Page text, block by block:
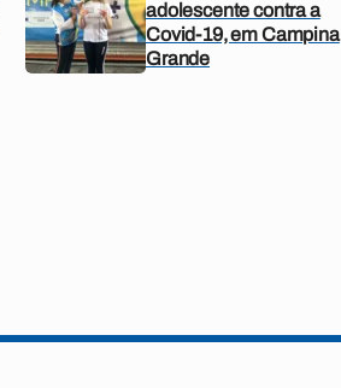
adolescente contra a
Covid-19, em Campina
Grande